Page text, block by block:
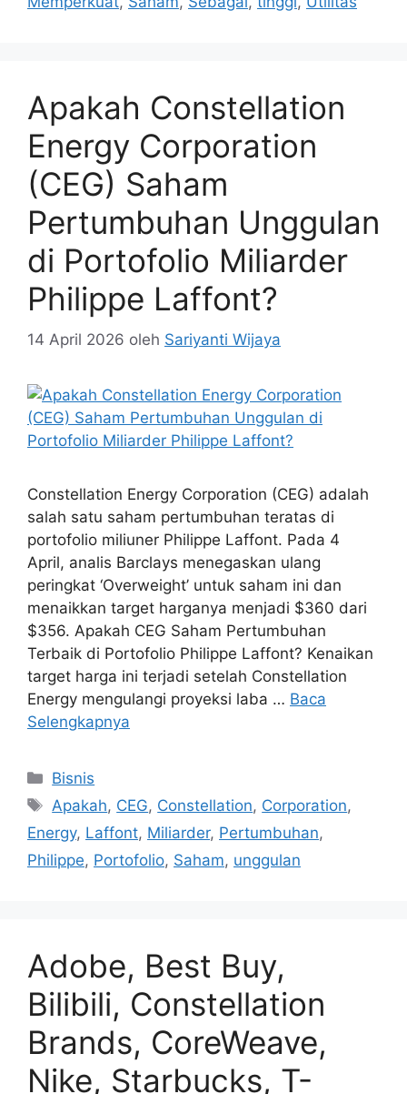
Apakah Constellation
Energy Corporation
(CEG) Saham
Pertumbuhan Unggulan
di Portofolio Miliarder
Philippe Laffont?
14 April 2026 oleh Sariyanti Wijaya
Constellation Energy Corporation (CEG) adalah
salah satu saham pertumbuhan teratas di
portofolio miliuner Philippe Laffont. Pada 4
April, analis Barclays menegaskan ulang
peringkat ‘Overweight’ untuk saham ini dan
menaikkan target harganya menjadi $360 dari
$356. Apakah CEG Saham Pertumbuhan
Terbaik di Portofolio Philippe Laffont? Kenaikan
target harga ini terjadi setelah Constellation
Energy mengulangi proyeksi laba … Baca
Selengkapnya
Kategori
Bisnis
Tag
Apakah, CEG, Constellation, Corporation,
Energy, Laffont, Miliarder, Pertumbuhan,
Philippe, Portofolio, Saham, unggulan
Adobe, Best Buy,
Bilibili, Constellation
Brands, CoreWeave,
Nike, Starbucks, T-